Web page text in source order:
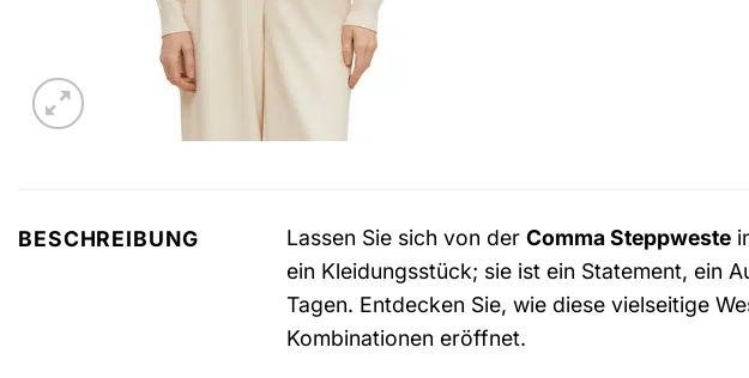
BESCHREIBUNG Lassen Sie sich von der Comma Steppweste
ein Kleidungsstück; sie ist ein Statement, ein
Tagen. Entdecken Sie, wie diese vielseitige
Kombinationen eröffnet.